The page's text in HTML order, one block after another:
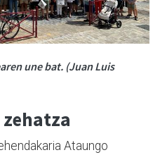
une bat. (Juan Luis
Ataungo